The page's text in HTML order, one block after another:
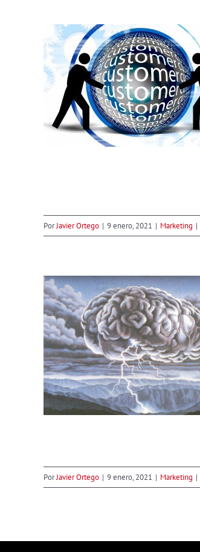
PorJavier Ortego | 9 enero, 2021 | Marketing |
PorJavier Ortego | 9 enero, 2021 | Marketing |